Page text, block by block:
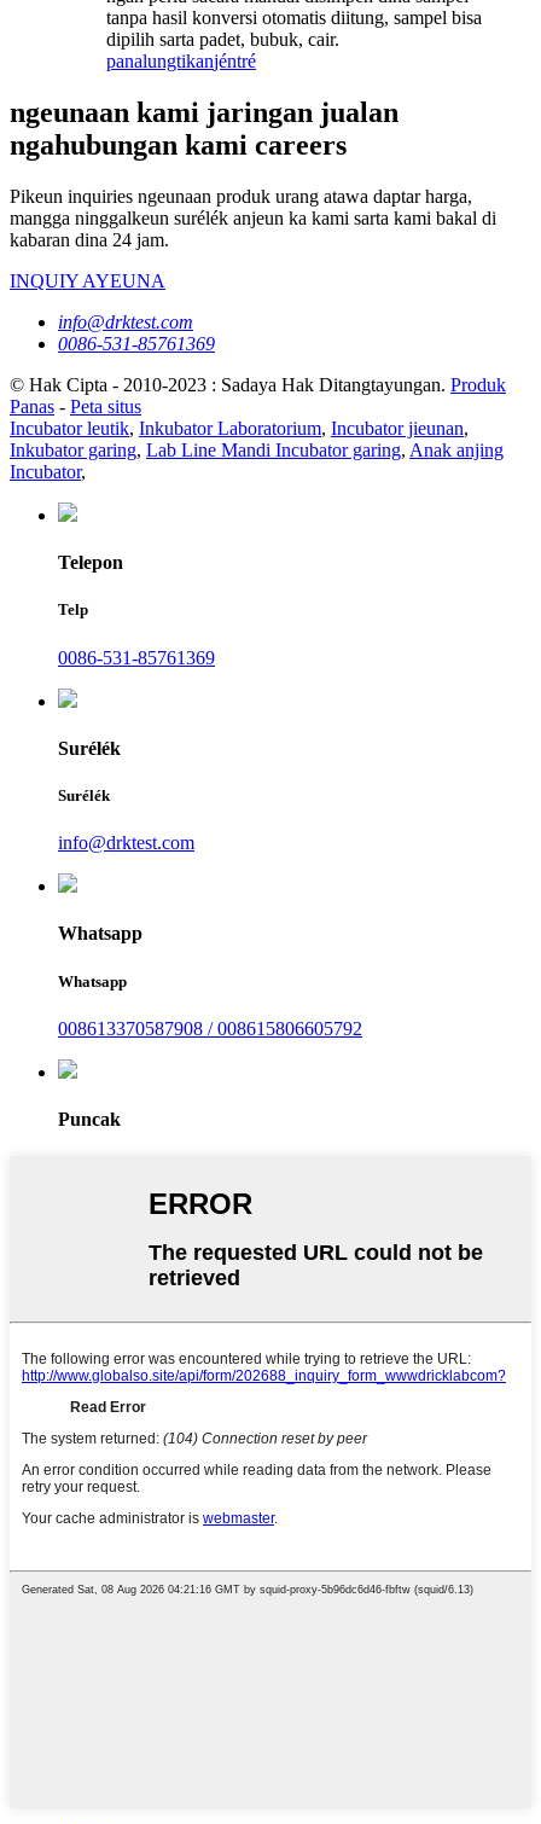
tanpa hasil konversi otomatis diitung, sampel bisa
dipilih sarta padet, bubuk, cair.
panalungtikanjéntré
ngeunaan kami jaringan jualan
ngahubungan kami careers
Pikeun inquiries ngeunaan produk urang atawa daptar harga,
mangga ninggalkeun surélék anjeun ka kami sarta kami bakal di
kabaran dina 24 jam.
INQUIY AYEUNA
info@drktest.com
0086-531-85761369
© Hak Cipta - 2010-2023 : Sadaya Hak Ditangtayungan. Produk
Panas - Peta situs
Incubator leutik, Inkubator Laboratorium, Incubator jieunan,
Inkubator garing, Lab Line Mandi Incubator garing, Anak anjing
Incubator,
Telepon
Telp
0086-531-85761369
Surélék
Surélék
info@drktest.com
Whatsapp
Whatsapp
008613370587908 / 008615806605792
Puncak